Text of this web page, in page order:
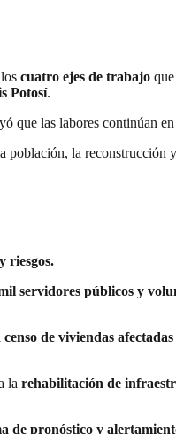
cuatro ejes de trabajo
Potosí.
que las labores continúan
población, la
riesgos.
servidores públicos y
censo de viviendas afectadas
la rehabilitación de
de pronóstico y